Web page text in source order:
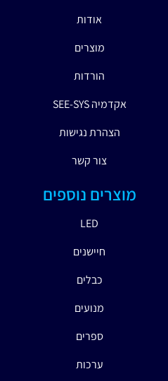
אודות
מוצרים
הורדות
אקדמיה SEE-SYS
הצהרת נגישות
צור קשר
מוצרים נוספים
LED
חיישנים
כבלים
מנועים
ספרים
ערכות